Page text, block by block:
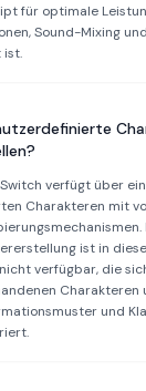
für optimale
Sound-Mixing
ist.
verfügt über
Charakteren mit
ist in
verfügbar, die
Charakteren
und